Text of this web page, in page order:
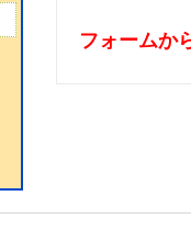
フォームか